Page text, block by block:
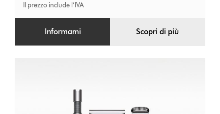
Il prezzo include l’IVA
Informami Scopri di più